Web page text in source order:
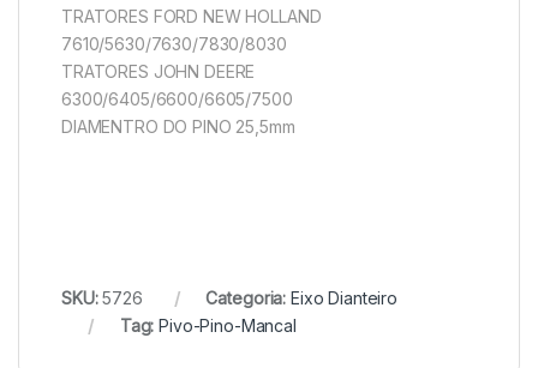
TRATORES FORD NEW HOLLAND
7610/5630/7630/7830/8030
TRATORES JOHN DEERE
6300/6405/6600/6605/7500
DIAMENTRO DO PINO 25,5mm
SKU:5726 Categoria: Eixo Dianteiro
Tag:Pivo-Pino-Mancal